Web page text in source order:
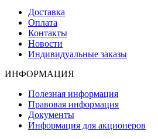
Доставка
Оплата
Контакты
Новости
Индивидуальные заказы
ИНФОРМАЦИЯ
Полезная информация
Правовая информация
Документы
Информация для акционеров